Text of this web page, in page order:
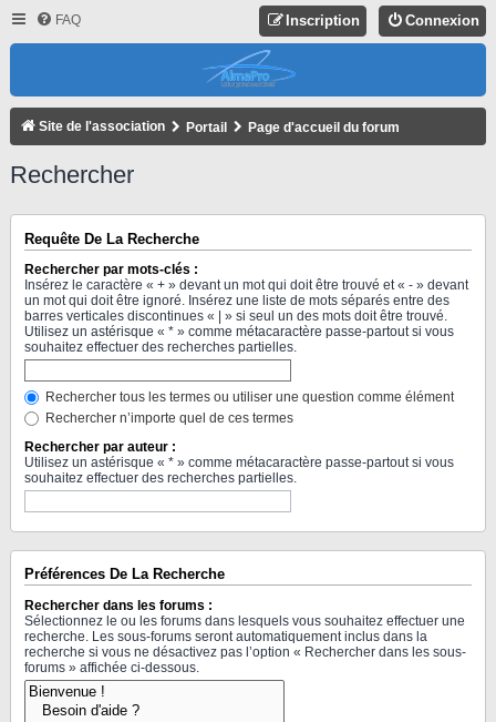
FAQ Connexion
Inscription
Site de l'association Portail Page d'accueil du forum
Rechercher
Requête De La Recherche
Rechercher par mots-clés :
Insérez le caractère « + » devant un mot qui doit être trouvé et « - » devant
un mot qui doit être ignoré. Insérez une liste de mots séparés entre des
barres verticales discontinues « | » si seul un des mots doit être trouvé.
Utilisez un astérisque « * » comme métacaractère passe-partout si vous
souhaitez effectuer des recherches partielles.
Rechercher tous les termes ou utiliser une question comme élément
Rechercher n’importe quel de ces termes
Rechercher par auteur :
Utilisez un astérisque « * » comme métacaractère passe-partout si vous
souhaitez effectuer des recherches partielles.
Préférences De La Recherche
Rechercher dans les forums :
Sélectionnez le ou les forums dans lesquels vous souhaitez effectuer une
recherche. Les sous-forums seront automatiquement inclus dans la
recherche si vous ne désactivez pas l’option « Rechercher dans les sous-
forums » affichée ci-dessous.